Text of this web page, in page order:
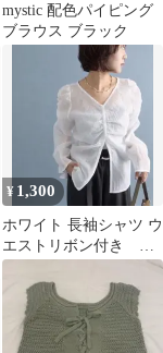
mystic 配色パイピング
ブラウス ブラック
¥ 1,300
ホワイト 長袖シャツ ウ
エストリボン付き ミ
スティック ブラウス